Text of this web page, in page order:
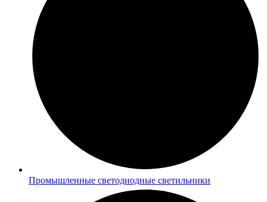
Промышленные светодиодные светильники